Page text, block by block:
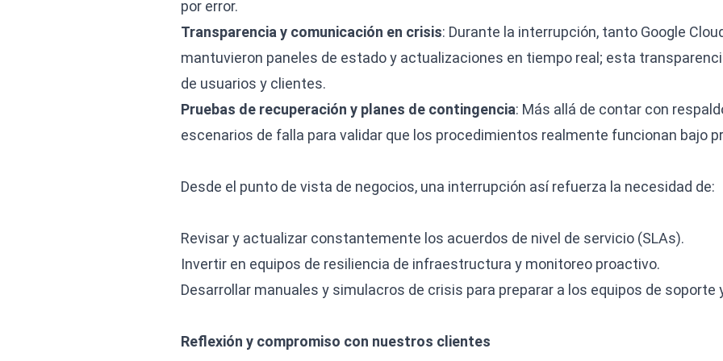
por error.
Transparencia y comunicación en crisis: Durante la interrupción, tanto Google
mantuvieron paneles de estado y actualizaciones en tiempo real; esta
de usuarios y clientes.
Pruebas de recuperación y planes de contingencia: Más allá de contar con
escenarios de falla para validar que los procedimientos realmente funcionan bajo
Desde el punto de vista de negocios, una interrupción así refuerza la necesidad de:
Revisar y actualizar constantemente los acuerdos de nivel de servicio (SLAs).
Invertir en equipos de resiliencia de infraestructura y monitoreo proactivo.
Desarrollar manuales y simulacros de crisis para preparar a los equipos de soporte
Reflexión y compromiso con nuestros clientes